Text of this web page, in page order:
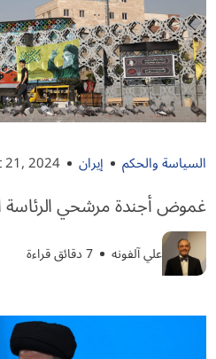
السياسة والحكم إيران 21, 2024
غموض أجندة مرشحي الرئاسة
علي آلفونه 7 دقائق قراءة